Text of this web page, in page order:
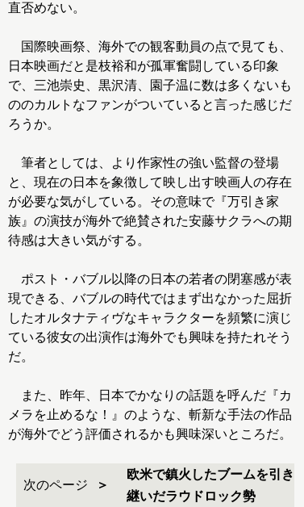
直否めない。
国際映画祭、海外での観客動員の点で見ても、
日本映画だと是枝裕和が孤軍奮闘している印象
で、三池崇史、黒沢清、園子温に数は多くないも
ののカルトなファンがついていると言った感じだ
ろうか。
筆者としては、より作家性の強い監督の登場
と、現在の日本を象徴して映し出す映画人の存在
が必要な気がしている。その意味で『万引き家
族』の演技が海外で絶賛された安藤サクラへの期
待感は大きい気がする。
ポスト・バブル以降の日本の若者の閉塞感が表
現できる、バブルの時代ではまず出なかった屈折
したオルタナティヴなキャラクターを頻繁に演じ
ている彼女の出演作は海外でも興味を持たれそう
だ。
また、昨年、日本でかなりの話題を呼んだ『カ
メラを止めるな！』のような、斬新な手法の作品
が海外でどう評価されるかも興味深いところだ。
次のページ
欧米で鎮火したブームを引き
継いだラウドロック勢